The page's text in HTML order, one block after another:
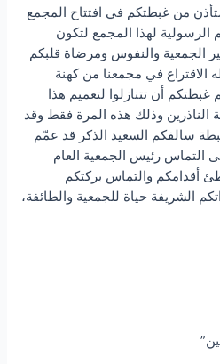
من غبطتكم في افتتاح المجمع
الرسولية لهذا المجمع لتكون
الجمعية والنفوس ومرضاة قلبكم
الاقتراع في مجمعنا من كهنة
أن تتنازلوا لتعميم هذا
وذلك هذه المرة فقط وقد
سالفكم السعيد الذكر قد عمّم
التماس رئيس الجمعية العام
أقدامكم والتماس بركتكم
الشريفة حياة للجمعية والطائفة،